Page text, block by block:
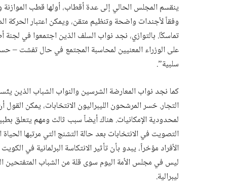
ينقسم المجلس الحالي إلى عدة أقطاب، أولها قطب
وفقاً لأجندات واضحة وتنظيم متقن، ويمكن اعتبار الحركة
تماسكًا. بالتوازي، نجد نواب السلف الذين اجتمعوا في لجنة
على الوزراء المعنيين لمحاسبة المجتمع في حال تفشت –
سلبية”.
كما نجد نواب المعارضة الشرسين والنواب الشباب الذين
التجار. خسر المرشحون الليبراليون الانتخابات، يمكن
لمحدودية الإمكانيات. هناك أيضاً سبب ثالث ومهم يتعلق
التصويت في الانتخابات بعد حالة التشنج التي مرتبها
الأفراد مؤخراً، يبدو بأن تأثير الانتكاسة البرلمانية في
ليس في مجلس الأمة اليوم سوى قلة من الشباب المتفتحين
ليبرالية.